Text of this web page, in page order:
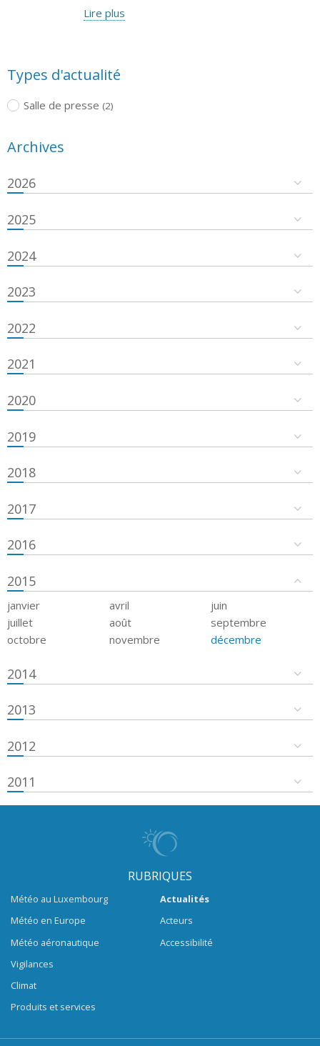
Lire plus
Types d'actualité
Salle de presse (2)
Archives
2026
2025
2024
2023
2022
2021
2020
2019
2018
2017
2016
2015
janvier avril
juin
juillet
août
septembre
octobre
novembre décembre
2014
2013
2012
2011
RUBRIQUES
Météo au Luxembourg
Météo en Europe
Météo aéronautique
Vigilances
Climat
Produits et services
Actualités
Acteurs
Accessibilité